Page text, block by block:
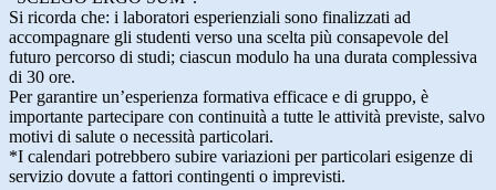
Si ricorda che: i laboratori esperienziali sono finalizzati ad
accompagnare gli studenti verso una scelta più consapevole del
futuro percorso di studi; ciascun modulo ha una durata complessiva
di 30 ore.
Per garantire un’esperienza formativa efficace e di gruppo, è
importante partecipare con continuità a tutte le attività previste, salvo
motivi di salute o necessità particolari.
*I calendari potrebbero subire variazioni per particolari esigenze di
servizio dovute a fattori contingenti o imprevisti.